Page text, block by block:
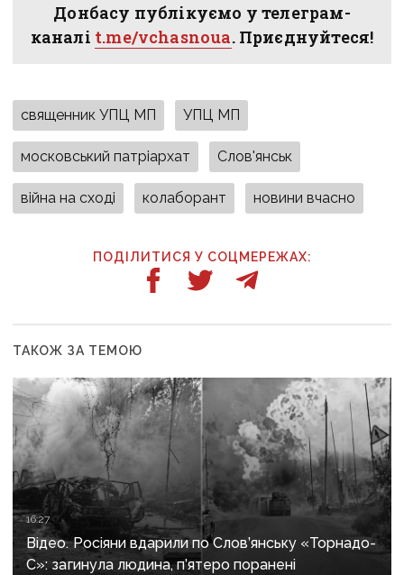
Донбасу публікуємо у телеграм-
каналі t.me/vchasnoua. Приєднуйтеся!
священник УПЦ МП УПЦ МП
московський патріархат Слов'янськ
війна на сході колаборант новини вчасно
ПОДІЛИТИСЯ У СОЦМЕРЕЖАХ:
ТАКОЖ ЗА ТЕМОЮ
16:27
Відео. Росіяни вдарили по Слов’янську «Торнадо-
С»: загинула людина, п’ятеро поранені